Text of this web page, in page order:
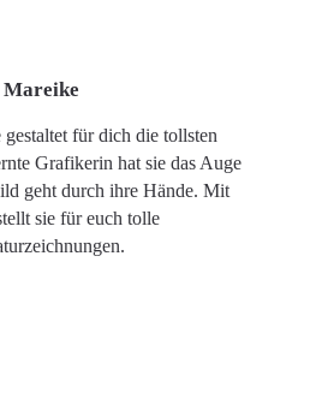
Mareike
gestaltet für dich die tollsten
Grafikerin hat sie das Auge
geht durch ihre Hände. Mit
sie für euch tolle